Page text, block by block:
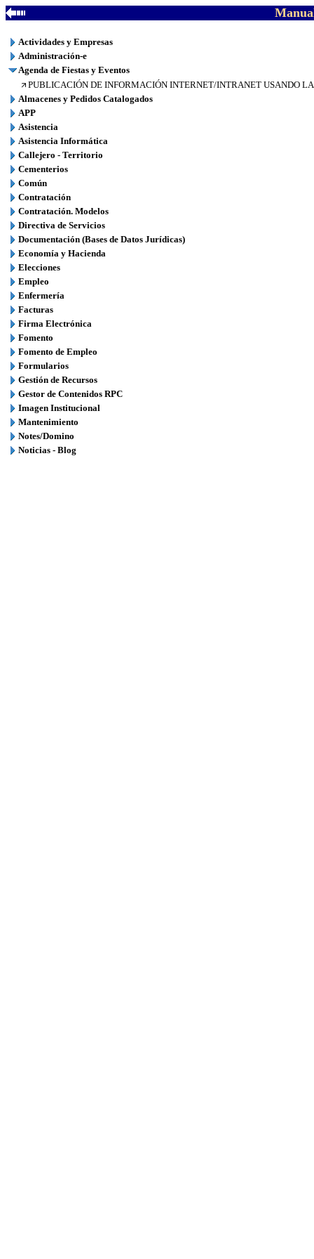
Actividades y Empresas
Administración-e
Agenda de Fiestas y Eventos
PUBLICACIÓN DE INFORMACIÓN INTERNET/INTRANET USANDO
Almacenes y Pedidos Catalogados
APP
Asistencia
Asistencia Informática
Callejero - Territorio
Cementerios
Común
Contratación
Contratación. Modelos
Directiva de Servicios
Documentación (Bases de Datos Jurídicas)
Economía y Hacienda
Elecciones
Empleo
Enfermería
Facturas
Firma Electrónica
Fomento
Fomento de Empleo
Formularios
Gestión de Recursos
Gestor de Contenidos RPC
Imagen Institucional
Mantenimiento
Notes/Domino
Noticias - Blog